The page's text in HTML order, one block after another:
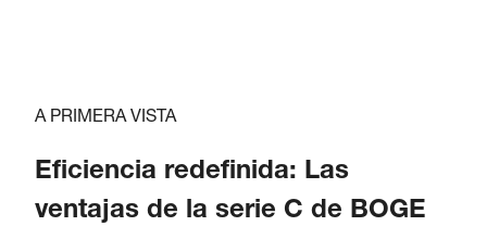
A PRIMERA VISTA
Eficiencia redefinida: Las
ventajas de la serie C de BOGE